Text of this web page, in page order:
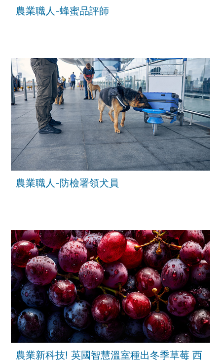
農業職人-蜂蜜品評師
農業職人-防檢署領犬員
農業新科技! 英國智慧溫室種出冬季草莓 西